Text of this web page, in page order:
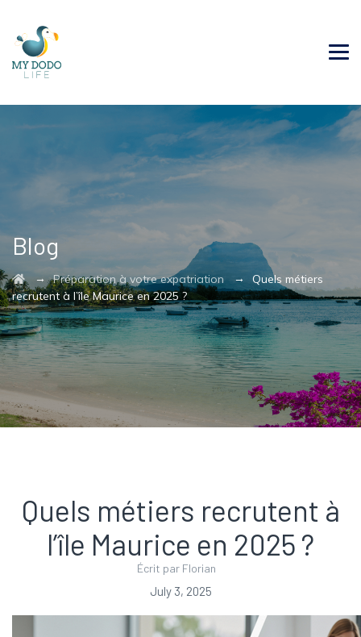
Blog
→Préparation à votre expatriation → Quels métiers
recrutent à l’île Maurice en 2025 ?
Quels métiers recrutent à
l’île Maurice en 2025 ?
Écrit par Florian
July 3, 2025